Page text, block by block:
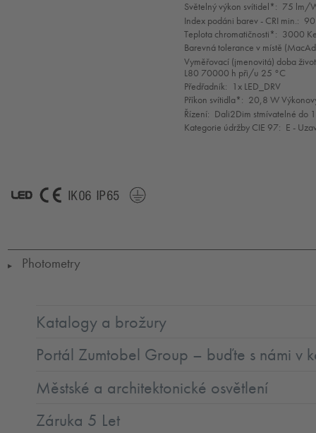
Světelný výkon svítidel*: 75 lm/
Index podáni barev - CRI min.: 90
Teplota chromatičnosti*: 3000
Barevná tolerance v místě
Vyměřovací (jmenovitá) doba
L80 70000 h při/u 25 °C
Předřadník: 1x LED_DRV
Příkon svítidla*: 20,8 W
Řízení: Dali2Dim stmívatelné do
Kategorie údržby CIE 97: E -
▶ Photometry
Katalogy a brožury
Portál Zumtobel Group – buďte s námi v
Městské a architektonické osvětlení
Záruka 5 Let